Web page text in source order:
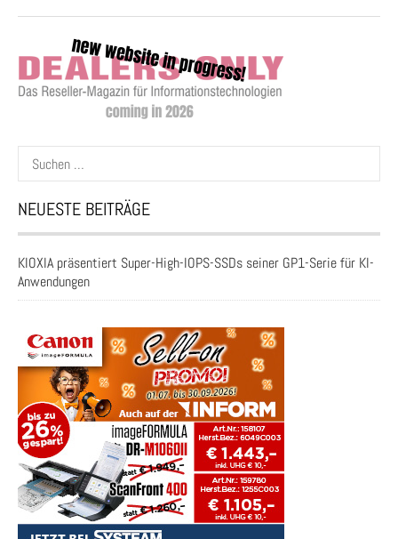
Suchen
nach:
NEUESTE BEITRÄGE
KIOXIA präsentiert Super-High-IOPS-SSDs seiner GP1-Serie für KI-
Anwendungen